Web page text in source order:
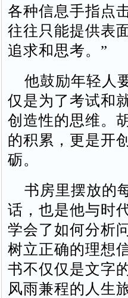
各种信息手指点
往往只能提供表
追求和思考。”
他鼓励年轻人
仅是为了考试和
创造性的思维。
的积累，更是开
砺。
书房里摆放的
话，也是他与时
学会了如何分析
树立正确的理想
书不仅仅是文字
风雨兼程的人生